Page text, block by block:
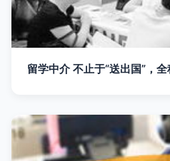
留学中介 不止于“送出国”，